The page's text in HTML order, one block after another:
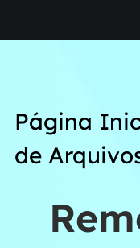
Página
de